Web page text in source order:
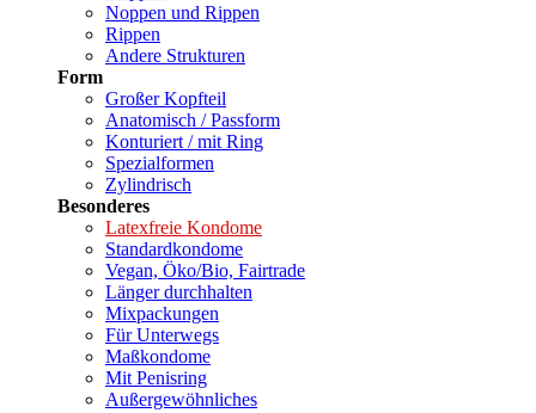
Noppen und Rippen
Rippen
Andere Strukturen
Form
Großer Kopfteil
Anatomisch / Passform
Konturiert / mit Ring
Spezialformen
Zylindrisch
Besonderes
Latexfreie Kondome
Standardkondome
Vegan, Öko/Bio, Fairtrade
Länger durchhalten
Mixpackungen
Für Unterwegs
Maßkondome
Mit Penisring
Außergewöhnliches